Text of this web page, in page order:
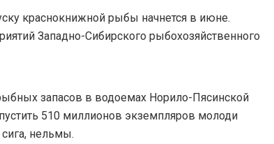
краснокнижной рыбы начнется в июне.
Западно-Сибирского рыбохозяйственного
запасов в водоемах Норило-Пясинской
510 миллионов экземпляров молоди
нельмы.